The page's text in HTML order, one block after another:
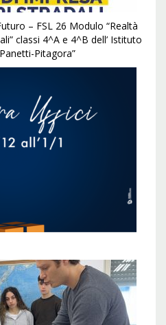
– FSL 26 Modulo “Realtà
classi 4^A e 4^B dell’ Istituto
Pitagora”